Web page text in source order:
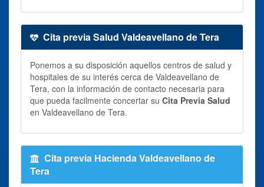
Cita previa Salud Valdeavellano de Tera
Ponemos a su disposición aquellos centros de salud y
hospitales de su interés cerca de Valdeavellano de
Tera, con la información de contacto necesaria para
que pueda facilmente concertar su Cita Previa Salud
en Valdeavellano de Tera.
Cita previa Hacienda Valdeavellano de
Tera